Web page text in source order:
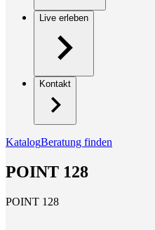
Live erleben
Kontakt
KatalogBeratung finden
POINT 128
POINT 128